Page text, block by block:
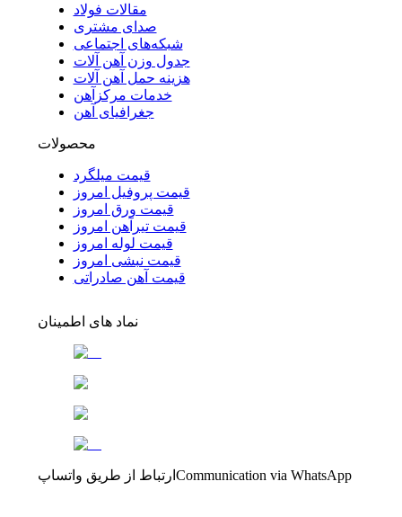
مقالات فولاد
صدای مشتری
شبکه‌های اجتماعی
جدول وزن آهن آلات
هزینه حمل آهن آلات
خدمات مرکزآهن
جغرافیای آهن
محصولات
قیمت میلگرد
قیمت پروفیل امروز
قیمت ورق امروز
قیمت تیرآهن امروز
قیمت لوله امروز
قیمت نبشی امروز
قیمت آهن صادراتی
نماد های اطمینان
ارتباط از طریق واتساپ Communication via WhatsApp